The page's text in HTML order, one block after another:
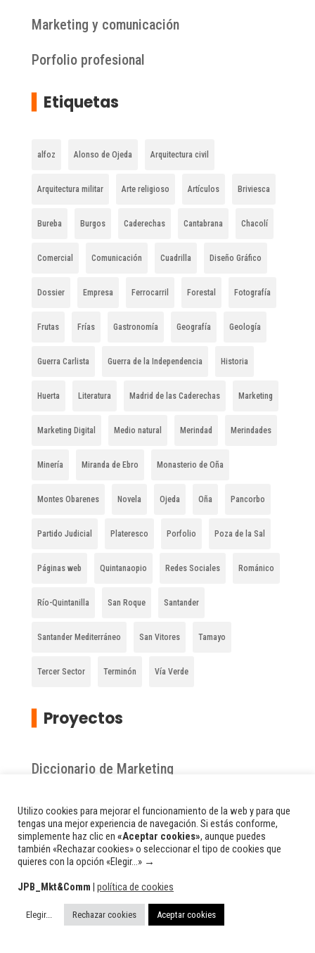
Marketing y comunicación
Porfolio profesional
Etiquetas
alfoz Alonso de Ojeda Arquitectura civil
Arquitectura militar Arte religioso Artículos Briviesca
Bureba Burgos Caderechas Cantabrana Chacolí
Comercial Comunicación Cuadrilla Diseño Gráfico
Dossier Empresa Ferrocarril Forestal Fotografía
Frutas Frías Gastronomía Geografía Geología
Guerra Carlista Guerra de la Independencia Historia
Huerta Literatura Madrid de las Caderechas Marketing
Marketing Digital Medio natural Merindad Merindades
Minería Miranda de Ebro Monasterio de Oña
Montes Obarenes Novela Ojeda Oña Pancorbo
Partido Judicial Plateresco Porfolio Poza de la Sal
Páginas web Quintanaopio Redes Sociales Románico
Río-Quintanilla San Roque Santander
Santander Mediterráneo San Vitores Tamayo
Tercer Sector Terminón Vía Verde
Proyectos
Diccionario de Marketing
Zona chacolinera de Burgos
Comarca de la Bureba
Utilizo cookies para mejorar el funcionamiento de la web y para que
tengas una mejor experiencia de navegación. Si estás conforme,
simplemente haz clic en «Aceptar cookies», aunque puedes
también «Rechazar cookies» o seleccionar el tipo de cookies que
quieres con la opción «Elegir...» →
JPB_Mkt&Comm | política de cookies
Elegir... Rechazar cookies Aceptar cookies